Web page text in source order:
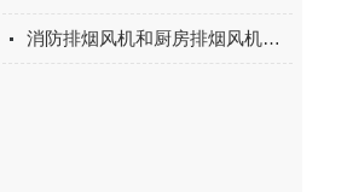
消防排烟风机和厨房排烟风机的区别